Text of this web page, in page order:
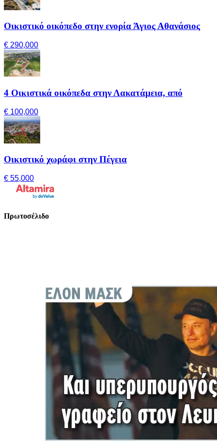
Οικιστικό οικόπεδο στην ενορία Άγιος Αθανάσιος
€ 290,000
4 Οικιστικά οικόπεδα στην Λακατάμεια, από
€ 100,000
Οικιστικό χωράφι στην Πέγεια
€ 55,000
Πρωτοσέλιδο